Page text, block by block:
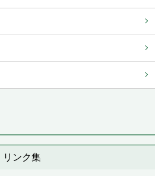
リンク集